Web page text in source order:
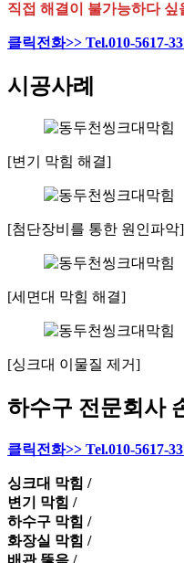
직접 해결이 불가능하다
클릭전화>> Tel.010-5617-
시공사례
[변기 막힘 해결]
[첨단장비를 통한 원인파악]
[세면대 막힘 해결]
[싱크대 이물질 제거]
하수구 전문회사
클릭전화>> Tel.010-5617-
싱크대 막힘 /
변기 막힘 /
하수구 막힘 /
화장실 막힘 /
배관 뚫음 /